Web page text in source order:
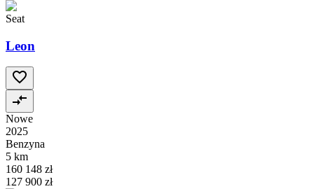
Seat
Leon
Nowe
2025
Benzyna
5 km
160 148 zł
127 900 zł